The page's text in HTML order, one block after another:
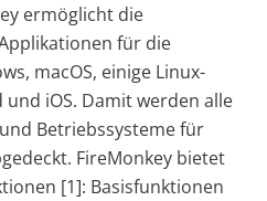
ermöglicht die
für die
macOS, einige Linux-
iOS. Damit werden alle
Betriebssysteme für
FireMonkey bietet
[1]: Basisfunktionen